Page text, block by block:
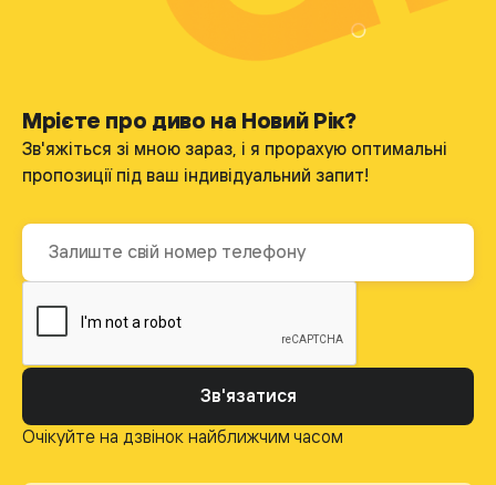
Мрієте про диво на Новий Рік?
Зв'яжіться зі мною зараз, і я прорахую оптимальні
пропозиції під ваш індивідуальний запит!
Зв'язатися
Очікуйте на дзвінок найближчим часом